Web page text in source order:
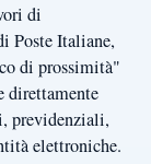
di
Poste Italiane,
di prossimità"
direttamente
previdenziali,
elettroniche.